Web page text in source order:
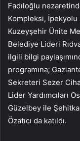
Fadıloğlu
Kompleksi,
Kuzeyşehir Ünite
Belediye Lideri
ilgili bilgi
programına;
Sekreteri Sezer
Lider Yardımcıları
Güzelbey ile
Özatıcı da katıldı.